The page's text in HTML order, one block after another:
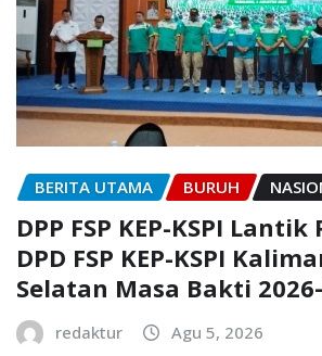
BERITA UTAMA BURUH
DPP FSP KEP-KSPI
DPD FSP KEP-KSPI
Selatan Masa Bakti
redaktur Agu 5, 2026